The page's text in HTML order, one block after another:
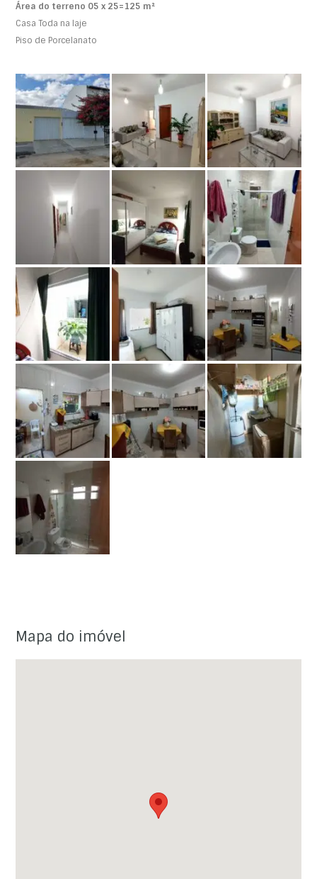
Área do terreno 05 x 25=125 m²
Casa Toda na laje
Piso de Porcelanato
Mapa do imóvel